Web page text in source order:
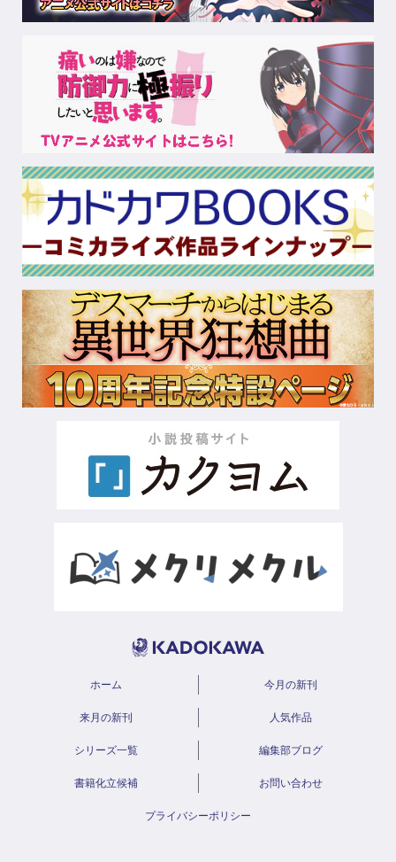
ホーム 今月の新刊
来月の新刊 人気作品
シリーズ一覧 編集部ブログ
書籍化立候補 お問い合わせ
プライバシーポリシー